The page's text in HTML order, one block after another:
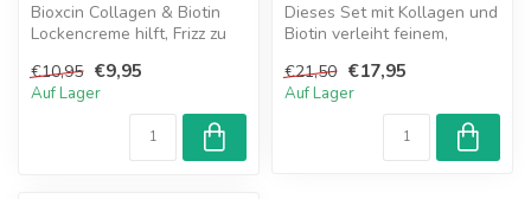
Bioxcin Collagen & Biotin
Lockencreme hilft, Frizz zu
d...
€10,95 €9,95
Auf Lager
Dieses Set mit Kollagen und
Biotin verleiht feinem,
Volumen...
€21,50 €17,95
Auf Lager